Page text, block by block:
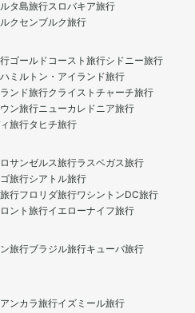
タ島旅行スロバキア旅行
ルクセンブルク旅行
ゴールドコースト旅行シドニー旅行
ハミルトン・アイランド旅行
ンド旅行クライストチャーチ旅行
ン旅行ニューカレドニア旅行
旅行タヒチ旅行
ロサンゼルス旅行ラスベガス旅行
旅行シアトル旅行
行フロリダ旅行ワシントンDC旅行
ロント旅行イエローナイフ旅行
旅行ブラジル旅行キューバ旅行
アンカラ旅行イズミール旅行